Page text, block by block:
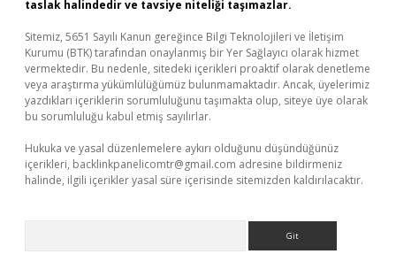
taslak halindedir ve tavsiye niteliği taşımazlar.
Sitemiz, 5651 Sayılı Kanun gereğince Bilgi Teknolojileri ve İletişim
Kurumu (BTK) tarafından onaylanmış bir Yer Sağlayıcı olarak hizmet
vermektedir. Bu nedenle, sitedeki içerikleri proaktif olarak denetleme
veya araştırma yükümlülüğümüz bulunmamaktadır. Ancak, üyelerimiz
yazdıkları içeriklerin sorumluluğunu taşımakta olup, siteye üye olarak
bu sorumluluğu kabul etmiş sayılırlar.
Hukuka ve yasal düzenlemelere aykırı olduğunu düşündüğünüz
içerikleri, backlinkpanelicomtr@gmail.com adresine bildirmeniz
halinde, ilgili içerikler yasal süre içerisinde sitemizden kaldırılacaktır.